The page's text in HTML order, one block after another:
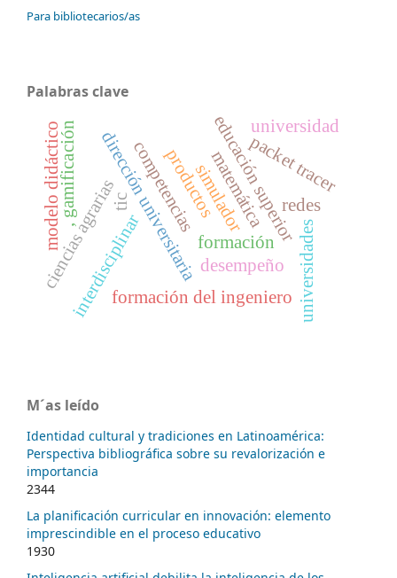
Para bibliotecarios/as
Palabras clave
desempeño
educación superior
formación
dirección universitariasimuladorpacket tracer
redes
tic
ciencias agrarias
formación del ingeniero
matemática
universidad
modelo didáctico
interdisciplinar
productos
competencias
, gamificación
universidades
M´as leído
Identidad cultural y tradiciones en Latinoamérica:
Perspectiva bibliográfica sobre su revalorización e
importancia
2344
La planificación curricular en innovación: elemento
imprescindible en el proceso educativo
1930